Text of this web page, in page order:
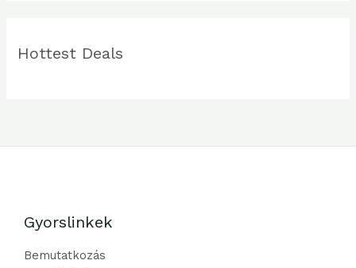
Hottest Deals
Gyorslinkek
Bemutatkozás